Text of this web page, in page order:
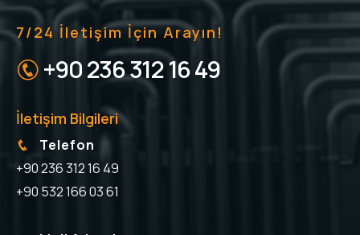
7/24 İletişim İçin Arayın!
+90 236 312 16 49
İletişim Bilgileri
Telefon
+90 236 312 16 49
+90 532 166 03 61